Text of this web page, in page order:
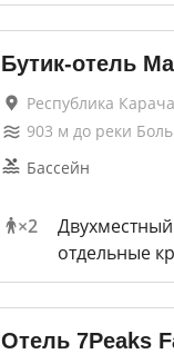
Бутик-отель
Республика
903 м до реки
Бассейн
×2
отдельные
Отель 7Peaks